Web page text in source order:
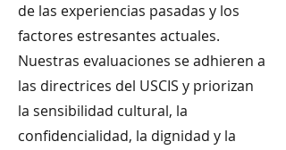
de las experiencias pasadas y los
factores estresantes actuales.
Nuestras evaluaciones se adhieren a
las directrices del USCIS y priorizan
la sensibilidad cultural, la
confidencialidad, la dignidad y la